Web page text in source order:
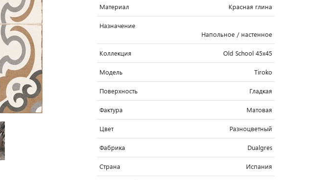
Материал Красная глина
Назначение
Напольное / настенное
Коллекция Old School 45x45
Модель Tiroko
Поверхность Гладкая
Фактура Матовая
Цвет Разноцветный
Фабрика Dualgres
Страна Испания